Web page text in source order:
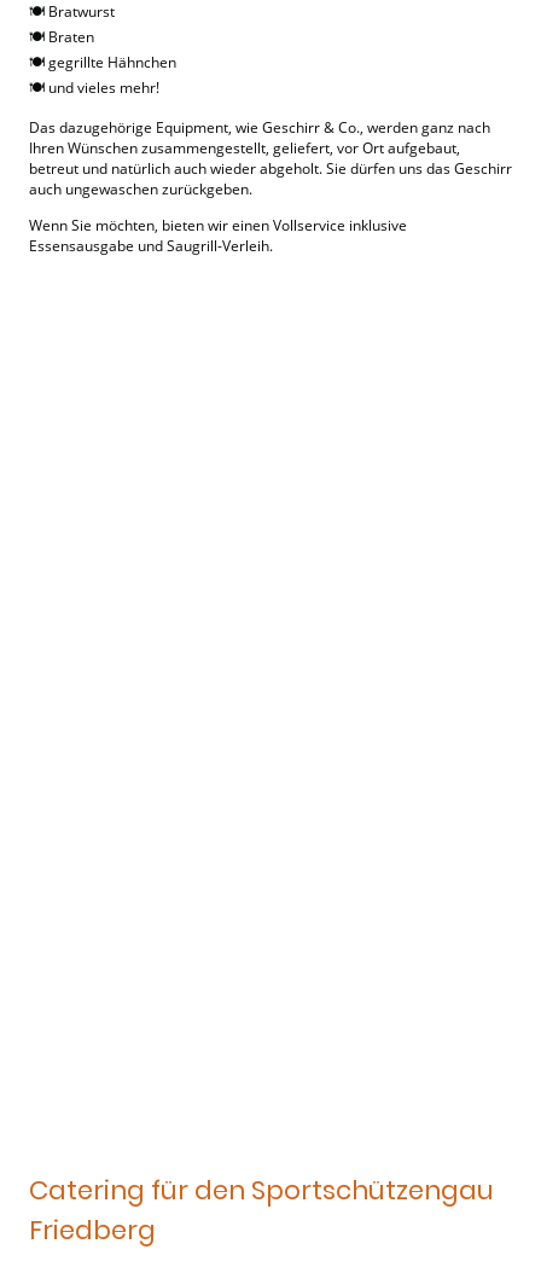
🍽️ Bratwurst
🍽️ Braten
🍽️ gegrillte Hähnchen
🍽️ und vieles mehr!
Das dazugehörige Equipment, wie Geschirr & Co., werden ganz nach
Ihren Wünschen zusammengestellt, geliefert, vor Ort aufgebaut,
betreut und natürlich auch wieder abgeholt. Sie dürfen uns das Geschirr
auch ungewaschen zurückgeben.
Wenn Sie möchten, bieten wir einenVollservice inklusive
Essensausgabe und Saugrill-Verleih.
Catering für den Sportschützengau
Friedberg